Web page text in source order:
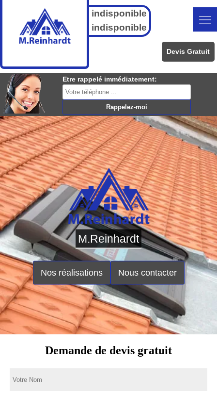
indisponible
indisponible
Devis Gratuit
Etre rappelé immédiatement:
M.Reinhardt
Nos réalisations Nous contacter
Demande de devis gratuit